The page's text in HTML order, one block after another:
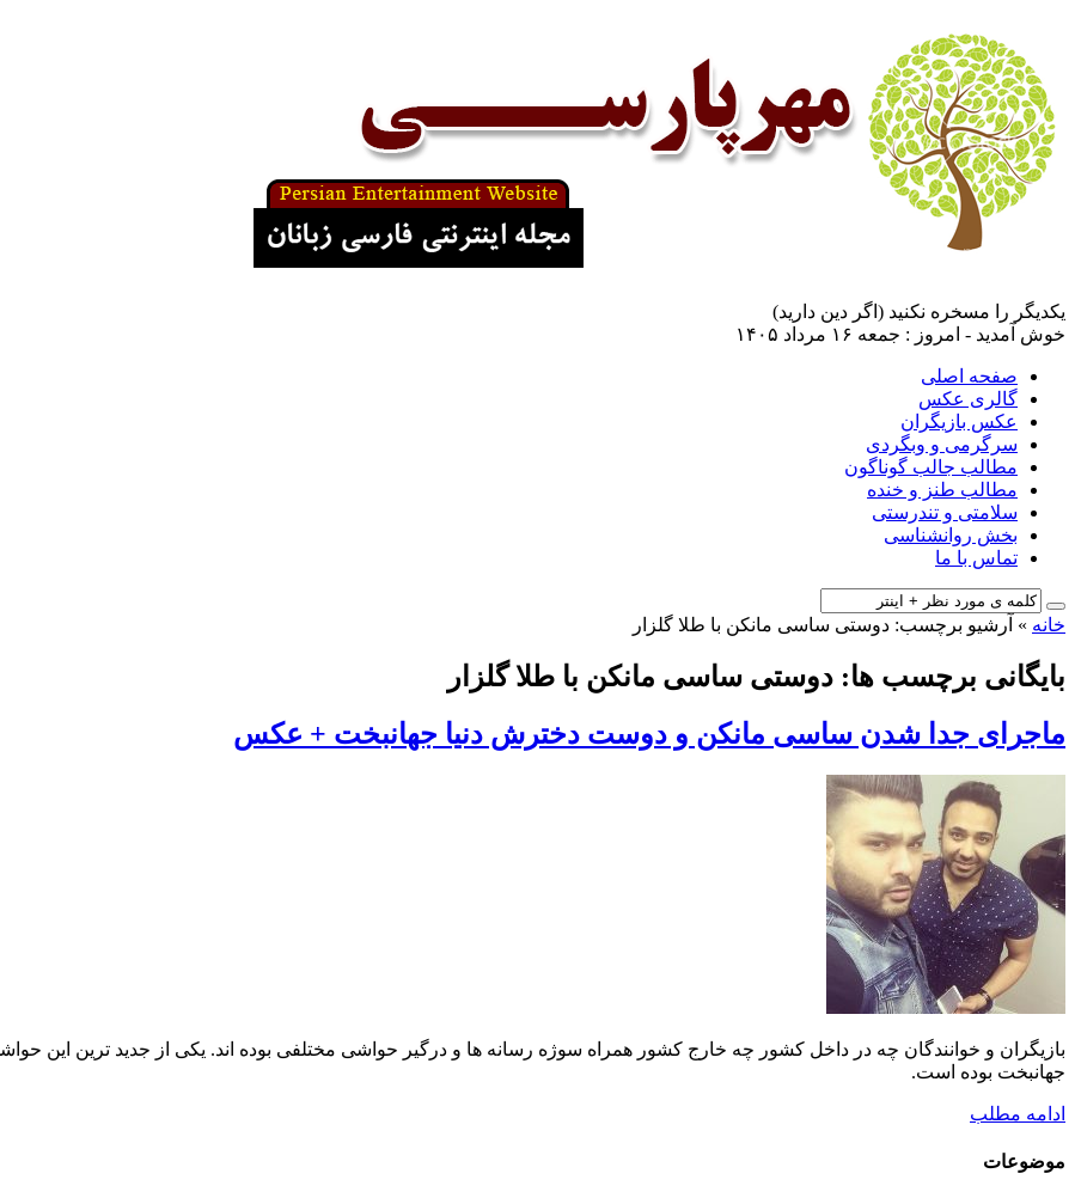
یكدیگر را مسخره نكنید (اگر دین دارید)
خوش آمدید - امروز : جمعه ۱۶ مرداد ۱۴۰۵
صفحه اصلی
گالری عکس
عکس بازیگران
سرگرمی و وبگردی
مطالب جالب گوناگون
مطالب طنز و خنده
سلامتی و تندرستی
بخش روانشناسی
تماس با ما
خانه » آرشیو برچسب: دوستی ساسی مانکن با طلا گلزار
بایگانی برچسب ها: دوستی ساسی مانکن با طلا گلزار
ماجرای جدا شدن ساسی مانکن و دوست دخترش دنیا جهانبخت + عکس
بازیگران و خوانندگان چه در داخل کشور چه خارج کشور همراه سوژه رسانه ها و درگیر حواشی مختلفی بوده اند. یکی از جدید ترین این
جهانبخت بوده است.
ادامه مطلب
موضوعات